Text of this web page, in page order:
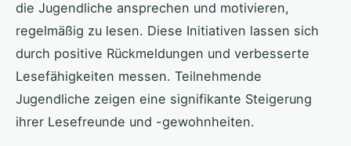
die Jugendliche ansprechen und motivieren,
regelmäßig zu lesen. Diese Initiativen lassen sich
durch positive Rückmeldungen und verbesserte
Lesefähigkeiten messen. Teilnehmende
Jugendliche zeigen eine signifikante Steigerung
ihrer Lesefreunde und -gewohnheiten.